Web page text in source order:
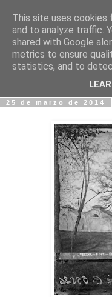
Fotos y
Miguel Sáenz de Santa
"Un blog es como un
25 de marzo de 2014
This site uses cookies
and to analyze traffic.
shared with Google
metrics to ensure
statistics, and to